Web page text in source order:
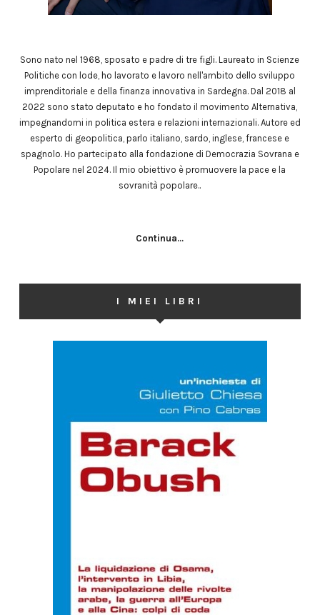
Sono nato nel 1968, sposato e padre di tre figli. Laureato in Scienze
Politiche con lode, ho lavorato e lavoro nell'ambito dello sviluppo
imprenditoriale e della finanza innovativa in Sardegna. Dal 2018 al
2022 sono stato deputato e ho fondato il movimento Alternativa,
impegnandomi in politica estera e relazioni internazionali. Autore ed
esperto di geopolitica, parlo italiano, sardo, inglese, francese e
spagnolo. Ho partecipato alla fondazione di Democrazia Sovrana e
Popolare nel 2024. Il mio obiettivo è promuovere la pace e la
sovranità popolare..
Continua...
I MIEI LIBRI